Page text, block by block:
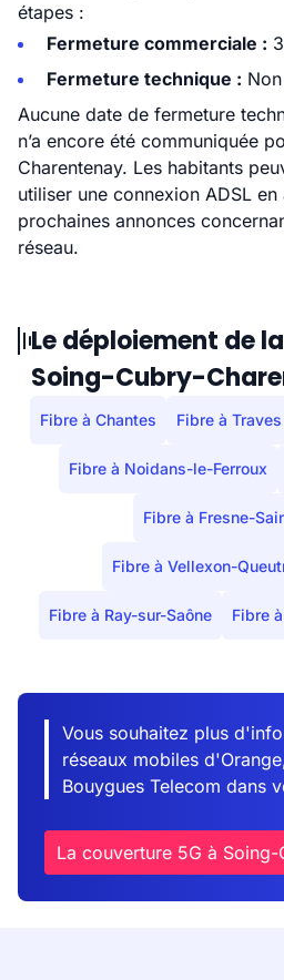
étapes :
Fermeture commerciale :
Fermeture technique :
Aucune date de fermeture
n’a encore été communiquée
Charentenay. Les habitants
utiliser une connexion ADSL
prochaines annonces
réseau.
Le déploiement de
Soing-Cubry-
Fibre à Chantes Fibre à Traves
Fibre à Noidans-le-Ferroux
Fibre à Fresne-
Fibre à Vellexon-
Fibre à Ray-sur-Saône Fibre
Vous souhaitez plus
réseaux mobiles
Bouygues Telecom dans
La couverture 5G à